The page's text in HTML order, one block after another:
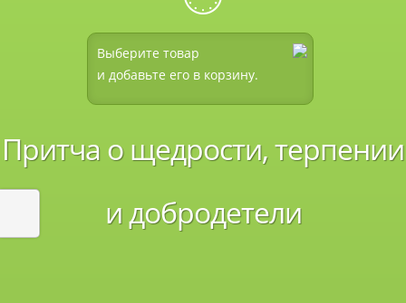
Выберите товар
и добавьте его в корзину.
Притча о щедрости, терпении
и добродетели